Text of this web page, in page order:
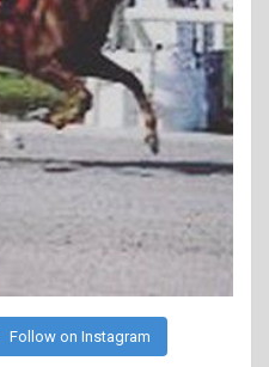
Follow on Instagram